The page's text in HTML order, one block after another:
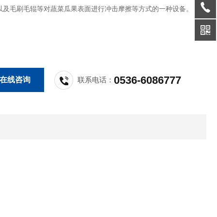
及毛刷毛辊等对蔬菜瓜果表面进行冲击摩擦等方式的一种设备。
线咨询 联系电话：0536-6086777